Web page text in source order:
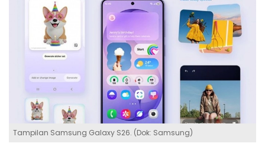
Tampilan Samsung Galaxy S26. (Dok: Samsung)